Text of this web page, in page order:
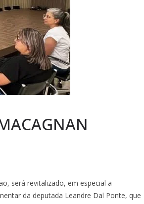
será revitalizado, em especial a
da deputada Leandre Dal Ponte, que